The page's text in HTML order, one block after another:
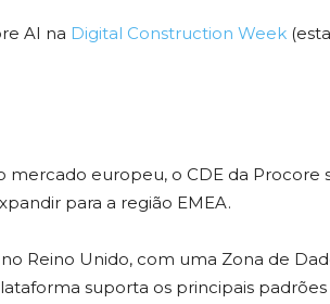
AI na Digital Construction Week
europeu, o CDE da Procore
para a região EMEA.
Reino Unido, com uma Zona de
suporta os principais